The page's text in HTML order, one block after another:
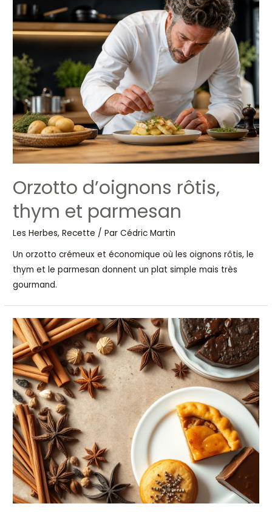
Orzotto d’oignons rôtis,
thym et parmesan
Les Herbes,Recette / ParCédric Martin
Un orzotto crémeux et économique où les oignons rôtis, le
thym et le parmesan donnent un plat simple mais très
gourmand.
Se
lancer
en
pâtisserie
avec
des
épices
:
les
bases
simples
pour